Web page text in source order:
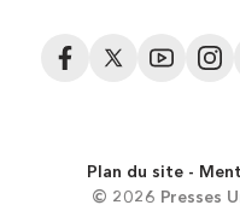
Facebook
Twitter YouTube
Plan du site
© 2026 Presses